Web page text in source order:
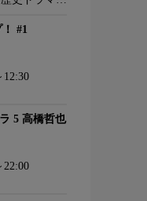
#1
12:30
5 高橋哲也
22:00